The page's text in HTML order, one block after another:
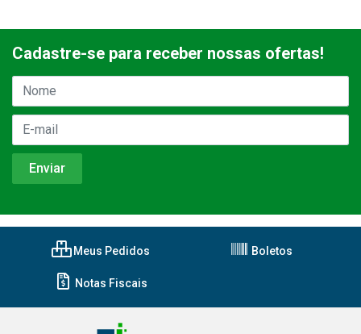
Cadastre-se para receber nossas ofertas!
Meus Pedidos Boletos
Notas Fiscais